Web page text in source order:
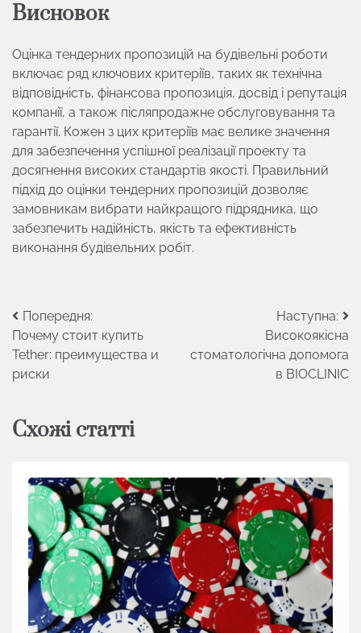
Висновок
Оцінка тендерних пропозицій на будівельні роботи
включає ряд ключових критеріїв, таких як технічна
відповідність, фінансова пропозиція, досвід і репутація
компанії, а також післяпродажне обслуговування та
гарантії. Кожен з цих критеріїв має велике значення
для забезпечення успішної реалізації проекту та
досягнення високих стандартів якості. Правильний
підхід до оцінки тендерних пропозицій дозволяє
замовникам вибрати найкращого підрядника, що
забезпечить надійність, якість та ефективність
виконання будівельних робіт.
Навігація
записів
Попередня:
Почему стоит купить
Tether: преимущества и
риски
Наступна:
Високоякісна
стоматологічна допомога
в BIOCLINIC
Схожі статті